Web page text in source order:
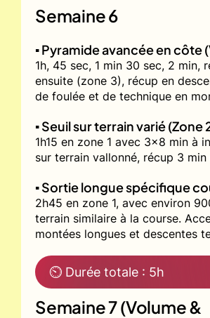
Semaine 6
▪️ Pyramide avancée en côte
1h, 45 sec, 1 min 30 sec, 2 min,
ensuite (zone 3), récup en
de foulée et de technique en
▪️ Seuil sur terrain varié (Zone
1h15 en zone 1 avec 3x8 min à
sur terrain vallonné, récup 3 min
▪️ Sortie longue spécifique
2h45 en zone 1, avec environ
terrain similaire à la course.
montées longues et descentes
⏲ Durée totale : 5h
Semaine 7 (Volume &